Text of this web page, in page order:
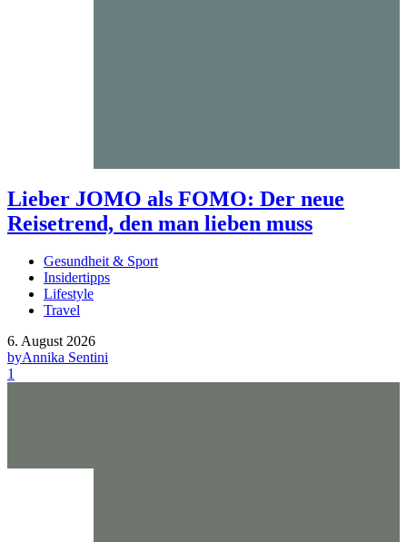
Lieber JOMO als FOMO: Der neue
Reisetrend, den man lieben muss
Gesundheit & Sport
Insidertipps
Lifestyle
Travel
6. August 2026
byAnnika Sentini
1